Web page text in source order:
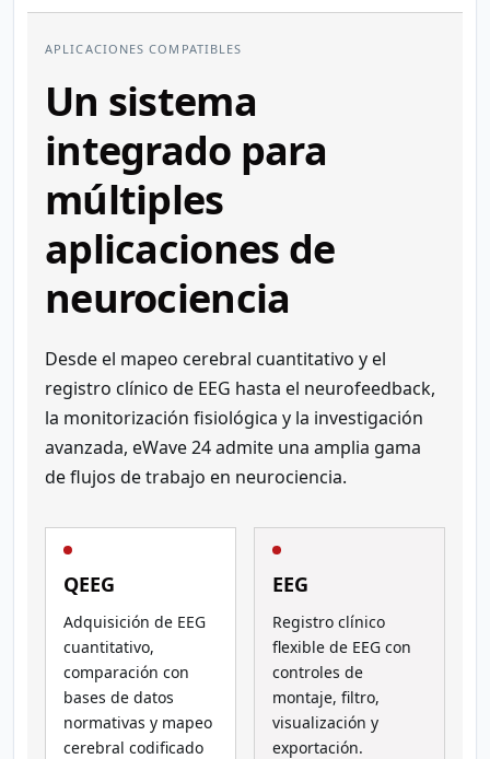
APLICACIONES COMPATIBLES
Un sistema
integrado para
múltiples
aplicaciones de
neurociencia
Desde el mapeo cerebral cuantitativo y el
registro clínico de EEG hasta el neurofeedback,
la monitorización fisiológica y la investigación
avanzada, eWave 24 admite una amplia gama
de flujos de trabajo en neurociencia.
QEEG
Adquisición de EEG
cuantitativo,
comparación con
bases de datos
normativas y mapeo
cerebral codificado
EEG
Registro clínico
flexible de EEG con
controles de
montaje, filtro,
visualización y
exportación.